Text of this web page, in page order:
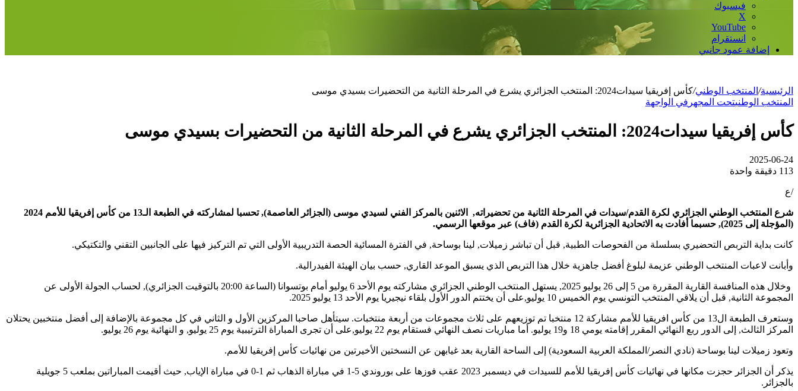
فيسبوك
‫X
‫YouTube
انستقرام
إضافة عمود جانبي
الرئيسية/ المنتخب الوطني/كأس إفريقيا سيدات2024: المنتخب الجزائري يشرع في المرحلة الثانية من التحضيرات بسيدي موسى
المنتخب الوطنيتحت المجهر في الواجهة
كأس إفريقيا سيدات2024: المنتخب الجزائري يشرع في المرحلة الثانية من التحضيرات بسيدي موسى
2025-06-24
113 دقيقة واحدة
/ع
شرع المنتخب الوطني الجزائري لكرة القدم/سيدات في المرحلة الثانية من تحضيراته, الاثنين بالمركز الفني لسيدي موسى (الجزائر العاصمة), تحسبا لمشاركته في الطبعة الـ13 من كأس إفريقيا للأمم 2024
(المؤجلة إلى 2025), حسبما أفادت به الاتحادية الجزائرية لكرة القدم (فاف) عبر موقعها الرسمي.
كانت بداية التربص التحضيري بسلسلة من الفحوصات الطبية, قبل أن تباشر زميلات, لينا بوساحة, في الفترة المسائية الحصة التدريبية الأولى التي تم التركيز فيها على الجانبين التقني والتكتيكي.
وأبانت لاعبات المنتخب الوطني عزيمة لبلوغ أفضل جاهزية خلال هذا التربص الذي يسبق الموعد القاري, حسب بيان الهيئة الفيدرالية.
وخلال هذه المنافسة القارية المقررة من 5 إلى 26 يوليو 2025, يستهل المنتخب الوطني الجزائري مشاركته يوم الأحد 6 يوليو أمام بوتسوانا (الساعة 20:00 بالتوقيت الجزائري), لحساب الجولة الأولى عن
المجموعة الثانية, قبل أن يلاقي المنتخب التونسي يوم الخميس 10 يوليو,على أن يختتم الدور الأول بلقاء نيجيريا يوم الأحد 13 يوليو 2025.
وستعرف الطبعة ال13 من كأس افريقيا للأمم مشاركة 12 منتخبا تم توزيعهم على ثلاث مجموعات من أربعة منتخبات. سيتأهل صاحبا المركزين الأول و الثاني في كل مجموعة بالإضافة إلى أفضل منتخبين يحتلان
المركز الثالث, إلى الدور ربع النهائي المقرر إقامته يومي 18 و19 يوليو. أما مباريات نصف النهائي فستقام يوم 22 يوليو,على أن تجرى المباراة الترتيبية يوم 25 يوليو, و النهائية يوم 26 يوليو.
وتعود زميلات لينا بوساحة (نادي النصر/المملكة العربية السعودية) إلى الساحة القارية بعد غيابهن عن النسختين الأخيرتين من نهائيات كأس إفريقيا للأمم.
يذكر أن الجزائر حجزت مكانها في نهائيات كأس إفريقيا للأمم للسيدات في ديسمبر 2023 عقب فوزها على بوروندي 5-1 في مباراة الذهاب ثم 1-0 في مباراة الإياب, حيث أقيمت المباراتين بملعب 5 جويلية
بالجزائر.